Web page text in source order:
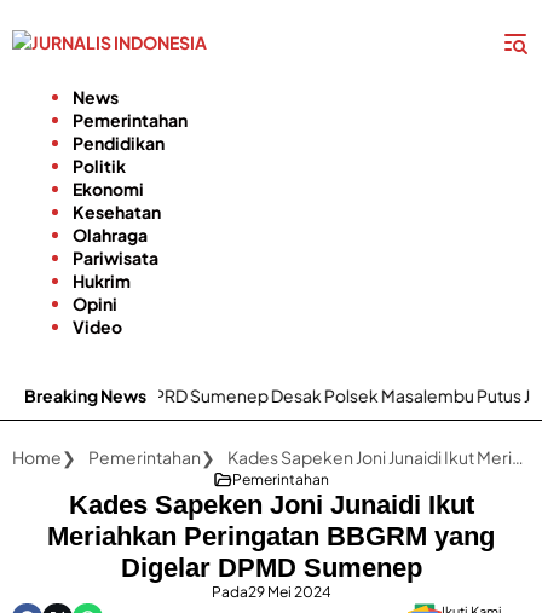
ke
News
Pemerintahan
Pendidikan
Politik
Ekonomi
Kesehatan
Olahraga
Pariwisata
Hukrim
Opini
Video
Breaking News
DPRD Sumenep Desak Polsek Masalembu Putus Jaringan
Home Pemerintahan Kades Sapeken Joni Junaidi Ikut Meriahkan Peringatan BBGRM yang Digelar DPMD Sumenep
Pemerintahan
Kades Sapeken Joni Junaidi Ikut
Meriahkan Peringatan BBGRM yang
Digelar DPMD Sumenep
Pada29 Mei 2024